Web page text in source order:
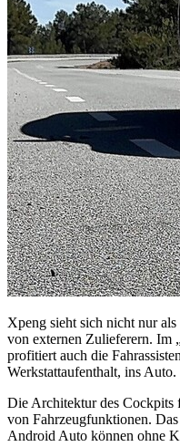
Xpeng sieht sich nicht nur
von externen Zulieferern. Im
profitiert auch die
Werkstattaufenthalt, ins Auto.
Die Architektur des Cockpits
von Fahrzeugfunktionen.
Android Auto können ohne